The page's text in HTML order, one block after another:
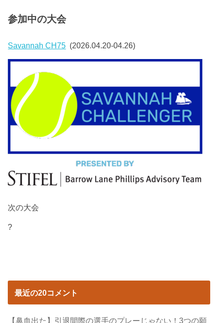
参加中の大会
Savannah CH75 (2026.04.20-04.26)
次の大会
?
最近の20コメント
【鼻血出た】引退間際の選手のプレーじゃない！3つの願